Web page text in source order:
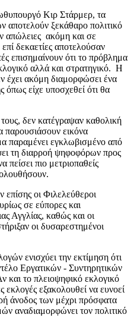
Κιρ Στάρμερ, τα
αποτελούν ξεκάθαρο πολιτικό
απώλειες ακόμη και σε
δεκαετίες αποτελούσαν
επισημαίνουν ότι το πρόβλημα
αλλά και στρατηγικό. Η
έχει ακόμη διαμορφώσει ένα
όπως είχε υποσχεθεί ότι θα
δεν κατέγραψαν καθολική
εικόνα
παραμένει εγκλωβισμένο από
τη διαρροή ψηφοφόρων προς
πιο μετριοπαθείς
οι Φιλελεύθεροι
σε εύπορες και
Αγγλίας, καθώς και οι
οι δυσαρεστημένοι
ενισχύει την εκτίμηση ότι
Εργατικών - Συντηρητικών
και το πλειοψηφικό εκλογικό
εκλογές εξακολουθεί να ευνοεί
άνοδος των μέχρι πρόσφατα
αναδιαμορφώνει τον πολιτικό